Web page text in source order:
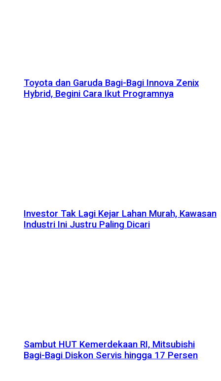
Toyota dan Garuda Bagi-Bagi Innova Zenix
Hybrid, Begini Cara Ikut Programnya
Investor Tak Lagi Kejar Lahan Murah, Kawasan
Industri Ini Justru Paling Dicari
Sambut HUT Kemerdekaan RI, Mitsubishi
Bagi-Bagi Diskon Servis hingga 17 Persen